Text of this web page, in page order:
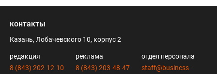
контакты
Казань, Лобачевского 10, корпус 2
редакция
8 (843) 202-12-10
реклама
8 (843) 203-48-47
отдел персонала
staff@business-